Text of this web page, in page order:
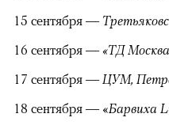
15 сентября —
16 сентября — «ТД
17 сентября — ЦУМ,
18 сентября — «Барвиха